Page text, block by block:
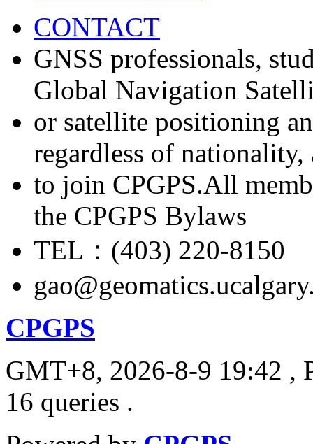
CONTACT
GNSS professionals,
Global Navigation
or satellite positioning
regardless of nationality,
to join CPGPS.All
the CPGPS Bylaws
TEL：(403) 220-8150
CPGPS
GMT+8, 2026-8-9 19:42 ,
16 queries .